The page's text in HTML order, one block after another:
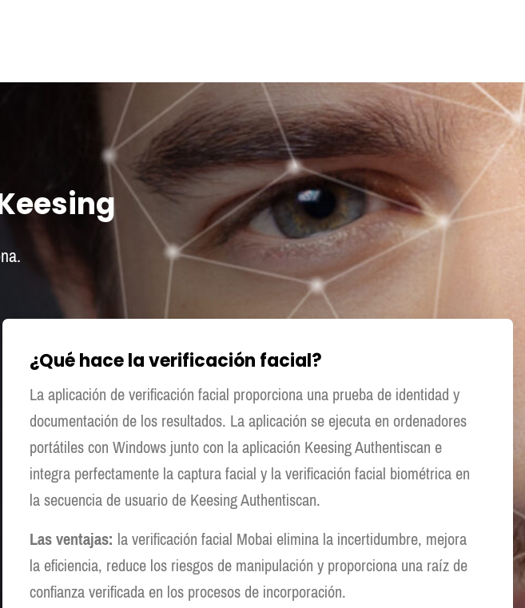
¿Qué hace la verificación facial?
La aplicación de verificación facial proporciona una prueba de identidad y
documentación de los resultados. La aplicación se ejecuta en ordenadores
portátiles con Windows junto con la aplicación Keesing Authentiscan e
integra perfectamente la captura facial y la verificación facial biométrica en
la secuencia de usuario de Keesing Authentiscan.
Las ventajas: la verificación facial Mobai elimina la incertidumbre, mejora
la eficiencia, reduce los riesgos de manipulación y proporciona una raíz de
confianza verificada en los procesos de incorporación.